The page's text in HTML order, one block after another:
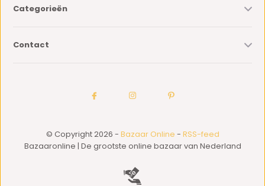
Categorieën
Contact
© Copyright 2026 - Bazaar Online - RSS-feed
Bazaaronline | De grootste online bazaar van Nederland